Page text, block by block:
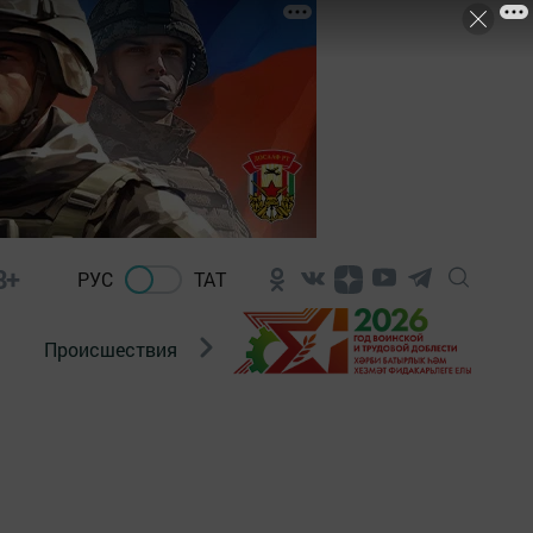
РУС ТАТ
Происшествия Новости Госавтоинспекции